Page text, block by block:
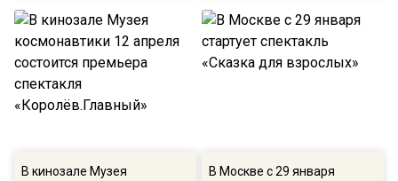
В кинозале Музея
В Москве с 29 января